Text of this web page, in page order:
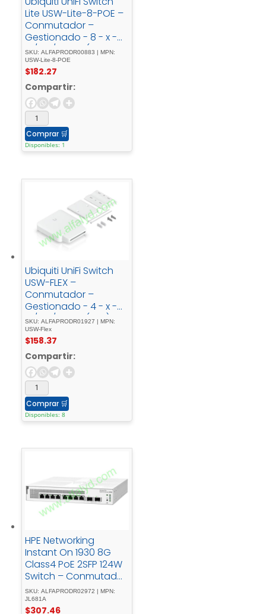
Lite USW-Lite-8-POE –
Conmutador –
Gestionado - 8 - x -
10/100/1000 - (4 -
PoE+)sobremesa, -
montaje - en -
paredPoE+ - (52 - W)
SKU: ALFAPRODR00883 | MPN:
USW-Lite-8-POE
$182.27
Compartir:
Comprar 🛒
Disponibles: 1
Ubiquiti UniFi Switch
USW-FLEX –
Conmutador –
Gestionado - 4 - x -
10/100/1000 - (PoE) - +
- 1 - x - 10/100/1000 -
(PoE)montaje - en -
pared, - montaje - en
- mástilPoE - (46 - W)
SKU: ALFAPRODR01927 | MPN:
USW-Flex
$158.37
Compartir:
Comprar 🛒
Disponibles: 8
HPE Networking
Instant On 1930 8G
Class4 PoE 2SFP 124W
Switch – Conmutador
– L2 + - Gestionado8
- x - 10/100/1000 -
SKU: ALFAPRODR02972 | MPN:
JL681A
$307.46